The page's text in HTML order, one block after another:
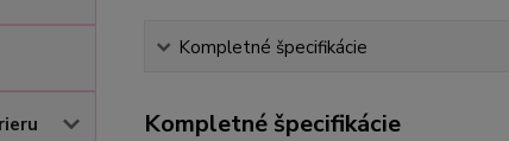
Kompletné špecifikácie
Kompletné špecifikácie